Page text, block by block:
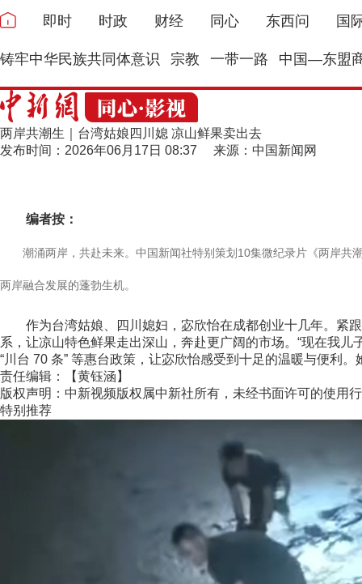
即时 时政 财经 同心 东西问 国
铸牢中华民族共同体意识 宗教 一带一路 中国—东盟
两岸共潮生｜台湾姑娘四川媳 凉山鲜果卖出去
发布时间：2026年06月17日 08:37 来源：中国新闻网
编者按：
潮涌两岸，共赴未来。中国新闻社特别策划10集微纪录片《两岸共潮
两岸融合发展的蓬勃生机。
作为台湾姑娘、四川媳妇，宓欣怡在成都创业十几年。紧跟
系，让凉山特色鲜果走出深山，奔赴更广阔的市场。“现在我
“川台 70 条” 等惠台政策，让宓欣怡感受到十足的温暖与便利
责任编辑：【黄钰涵】
版权声明：中新视频版权属中新社所有，未经书面许可的使用
特别推荐